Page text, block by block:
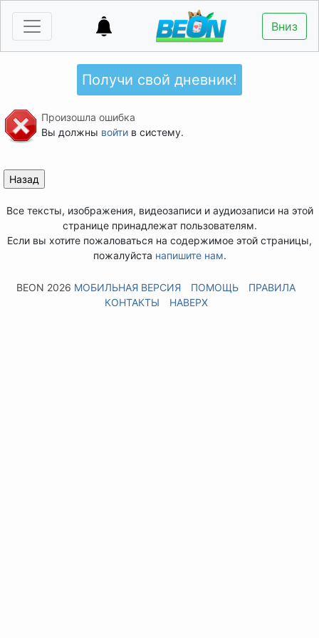
Вниз
Получи свой дневник!
Произошла ошибка
Вы должны войтив систему.
Все тексты, изображения, видеозаписи и аудиозаписи на этой
странице принадлежат пользователям.
Если вы хотите пожаловаться на содержимое этой страницы,
пожалуйста напишите нам.
BEON 2026 МОБИЛЬНАЯ ВЕРСИЯ ПОМОЩЬ
ПРАВИЛА
КОНТАКТЫ
НАВЕРХ